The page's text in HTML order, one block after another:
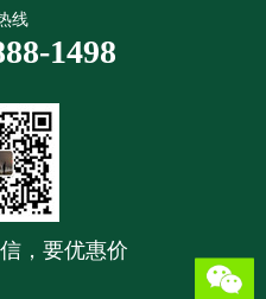
线
1498
，要优惠价